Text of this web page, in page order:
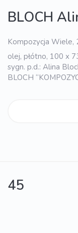
BLOCH
Kompozycja Wiele,
olej, płótno, 100 x
sygn. p.d.: Alina
BLOCH
45